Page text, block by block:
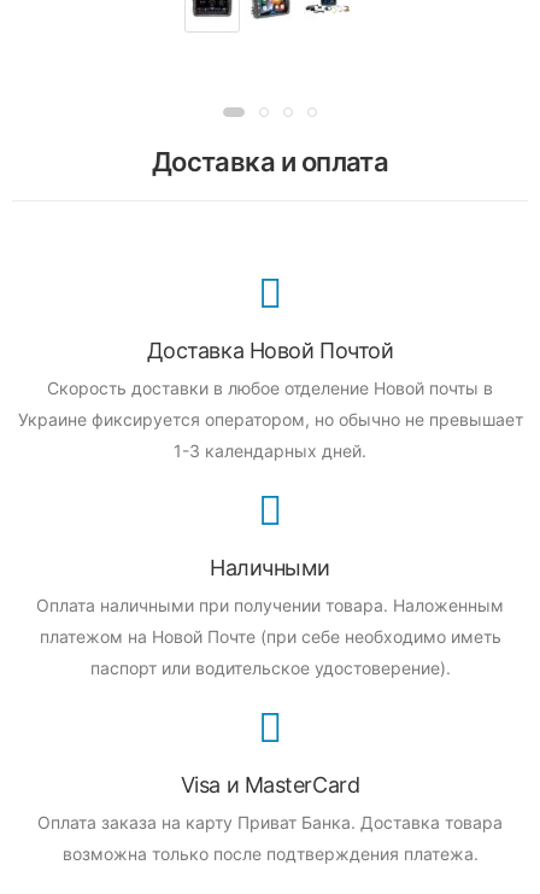
Доставка и оплата
Доставка Новой Почтой
Скорость доставки в любое отделение Новой почты в
Украине фиксируется оператором, но обычно не превышает
1-3 календарных дней.
Наличными
Оплата наличными при получении товара. Наложенным
платежом на Новой Почте (при себе необходимо иметь
паспорт или водительское удостоверение).
Visa и MasterCard
Оплата заказа на карту Приват Банка. Доставка товара
возможна только после подтверждения платежа.